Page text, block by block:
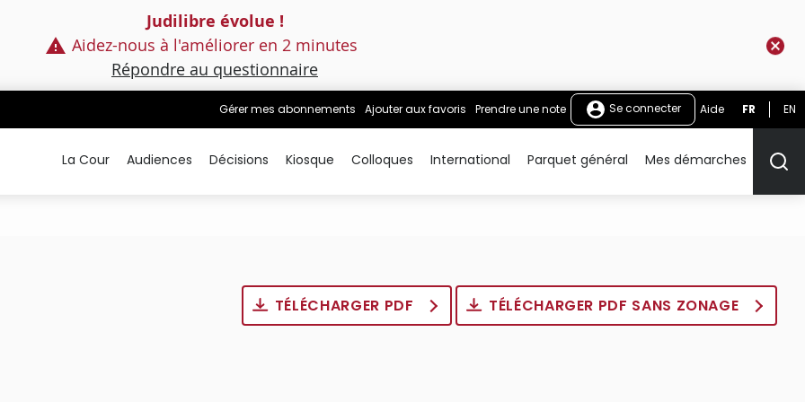
Judilibre évolue !
Aidez-nous à l'améliorer en 2 minutes
Répondre au questionnaire
Gérer mes abonnements Ajouter aux favoris Prendre une note Se connecter Aide FR EN
La Cour Audiences Décisions Kiosque Colloques International Parquet général Mes démarches
TÉLÉCHARGER PDF TÉLÉCHARGER PDF SANS ZONAGE